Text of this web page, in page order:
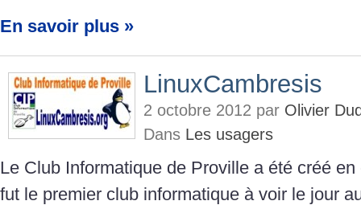
En savoir plus »
LinuxCambresis
2 octobre 2012 par Olivier
Dans Les usagers
Le Club Informatique de Proville a été créé
fut le premier club informatique à voir le jour